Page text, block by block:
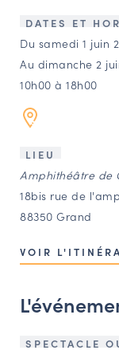
CONTACT
OFFRES
OUTILS
DATES ET
Du samedi 1 juin
Au dimanche 2
10h00 à 18h00
LIEU
Amphithéâtre de
18bis rue de
88350 Grand
VOIR
SPECTACLE